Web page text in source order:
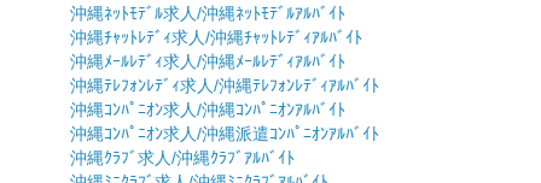
沖縄ﾈｯﾄﾓﾃﾞﾙ求人/沖縄ﾈｯﾄﾓﾃﾞﾙｱﾙﾊﾞｲﾄ
沖縄ﾁｬｯﾄﾚﾃﾞｨ求人/沖縄ﾁｬｯﾄﾚﾃﾞｨｱﾙﾊﾞｲﾄ
沖縄ﾒｰﾙﾚﾃﾞｨ求人/沖縄ﾒｰﾙﾚﾃﾞｨｱﾙﾊﾞｲﾄ
沖縄ﾃﾚﾌｫﾝﾚﾃﾞｨ求人/沖縄ﾃﾚﾌｫﾝﾚﾃﾞｨｱﾙﾊﾞｲﾄ
沖縄ｺﾝﾊﾟﾆｵﾝ求人/沖縄ｺﾝﾊﾟﾆｵﾝｱﾙﾊﾞｲﾄ
沖縄ｺﾝﾊﾟﾆｵﾝ求人/沖縄派遣ｺﾝﾊﾟﾆｵﾝｱﾙﾊﾞｲﾄ
沖縄ｸﾗﾌﾞ求人/沖縄ｸﾗﾌﾞｱﾙﾊﾞｲﾄ